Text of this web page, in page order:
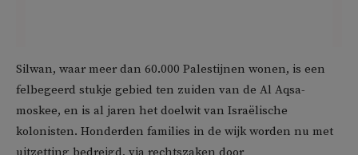
Silwan, waar meer dan 60.000 Palestijnen wonen, is een
felbegeerd stukje gebied ten zuiden van de Al Aqsa-
moskee, en is al jaren het doelwit van Israëlische
kolonisten. Honderden families in de wijk worden nu met